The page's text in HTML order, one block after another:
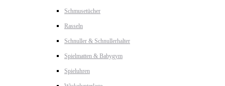
Schmusetücher
Rasseln
Schnuller & Schnullerhalter
Spielmatten & Babygym
Spieluhren